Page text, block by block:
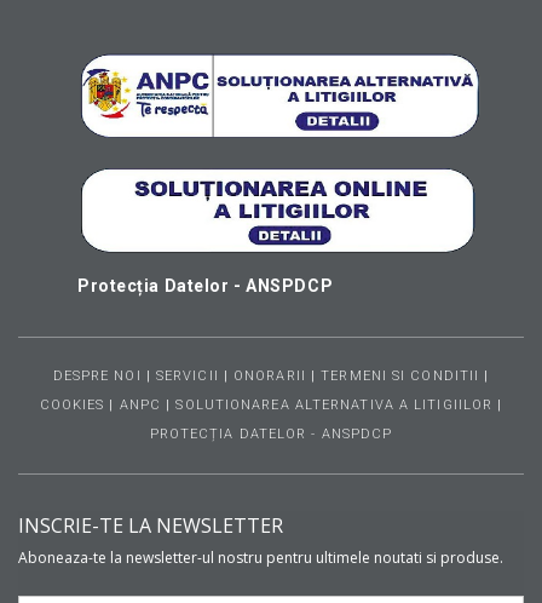
Protecția Datelor - ANSPDCP
DESPRE NOI | SERVICII | ONORARII |TERMENI SI CONDITII |
COOKIES | ANPC |SOLUTIONAREA ALTERNATIVA A LITIGIILOR |
PROTECȚIA DATELOR - ANSPDCP